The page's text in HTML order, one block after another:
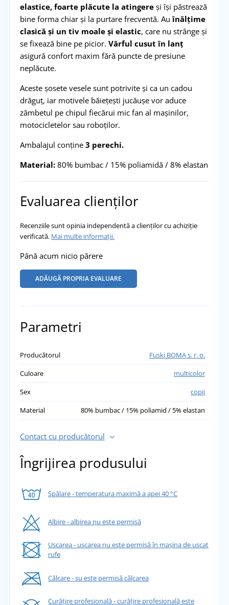
elastice, foarte plăcute la atingereși își păstrează
bine forma chiar și la purtare frecventă. Auînălțime
clasică și un tiv moale și elastic, care nu strânge și
se fixează bine pe picior. Vârful cusut în lanț
asigură confort maxim fără puncte de presiune
neplăcute.
Aceste șosete vesele sunt potrivite și ca un cadou
drăguț, iar motivele băiețești jucăușe vor aduce
zâmbetul pe chipul fiecărui mic fan al mașinilor,
motocicletelor sau roboților.
Ambalajul conține 3 perechi.
Material:80% bumbac / 15% poliamidă / 8% elastan
Evaluarea clienților
Recenziile sunt opinia independentă a clienților cu achiziție
verificată. Mai multe informații.
Până acum nicio părere
ADĂUGĂ PROPRIA EVALUARE
Parametri
Producătorul
Fuski BOMA s. r. o.
Culoare
multicolor
Sex
copii
Material
80% bumbac / 15% poliamid / 5% elastan
Contact cu producătorul
Îngrijirea produsului
Spălare - temperatura maximă a apei 40 °C
Albire - albirea nu este permisă
Uscarea - uscarea nu este permisă în mașina de uscat
rufe
Călcare - su este permisă călcarea
Curățire profesională - curățire profesională este